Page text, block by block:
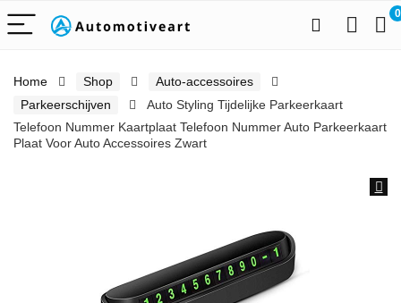
0
Home Shop
Auto-accessoires
Parkeerschijven
Auto Styling Tijdelijke Parkeerkaart
Telefoon Nummer Kaartplaat Telefoon Nummer Auto Parkeerkaart
Plaat Voor Auto Accessoires Zwart